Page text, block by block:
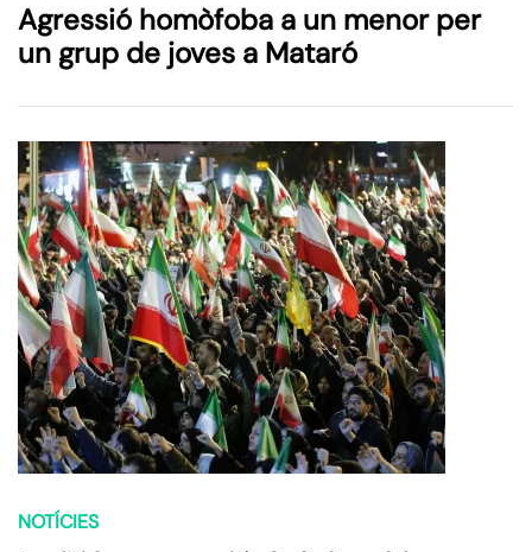
Agressió homòfoba a un menor per
un grup de joves a Mataró
NOTÍCIES